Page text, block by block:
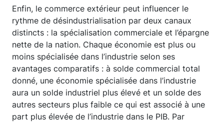
Enfin, le commerce extérieur peut influencer le
rythme de désindustrialisation par deux canaux
distincts : la spécialisation commerciale et l’épargne
nette de la nation. Chaque économie est plus ou
moins spécialisée dans l’industrie selon ses
avantages comparatifs : à solde commercial total
donné, une économie spécialisée dans l’industrie
aura un solde industriel plus élevé et un solde des
autres secteurs plus faible ce qui est associé à une
part plus élevée de l’industrie dans le PIB. Par